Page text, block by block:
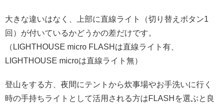
大きな違いはなく、上部に直線ライト（切り替えボタン1
回）が付いているかどうかの差だけです。
（LIGHTHOUSE micro FLASHは直線ライト有、
LIGHTHOUSE microは直線ライト無）
登山をする方、夜間にテントから炊事場やお手洗いに行く
時の手持ちライトとして活用される方はFLASHを選ぶと良